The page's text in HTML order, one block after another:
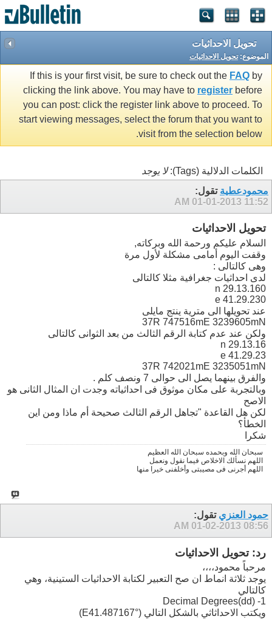
تحويل الاحداثيات
الموضوع:تحويل الاحداثيات
If this is your first visit, be sure to check out the FAQ by
clicking the link above. You may have to register before
you can post: click the register link above to proceed. To
start viewing messages, select the forum that you want to
visit from the selection below.
الكلمات الدلالية (Tags):
لا يوجد
محمودعطية تقول:
01-01-2013 11:52 AM
تحويل الاحداثيات
السلام عليكم ورحمة الله وبركاته,
وقفت اليوم أمامى مشكلة لأول مرة
وهى كالتالى :
لدى احداثيات جغرافية مثلا كالتالى
29.13.160 n
e 41.29.230
عند تحويلها الى مترية ينتج مايلى
37R 747516mE 3239605mN
ولكن عند عدم كتابة الرقم الثالث من بعد الثوانى كالتالى
29.13.16 n
e 41.29.23
37R 742021mE 3235051mN
والفرق بينهما يصل الى حوالى 7 ونصف كلم .
وبالتجربة على مكان موثوق فى احداثياته وجدت ان المثال الثانى هو
الاصح
لكن هل القاعدة "تجاهل الرقم الثالث صحيحة أم ماذا ومن اين
الخطأ؟
شكرا
سبحان الله وبحمده سبحان الله العظيم
اللهم نسألك الاخلاص فيما نقول ونعمل
اللهم أجرنى فى مصيبتى وأخلفنى خيرا منها
حمود العنزي تقول:
01-02-2013 08:56 AM
رد: تحويل الاحداثيات
مرحباً محمود،،،،
يوجد ثلاثة انماط ان صح التعبير لكتابة الاحداثيات الستينية، وهي
كالتالي
1- Decimal Degrees(dd)
ويكتب الاحداثاثي بالشكل التالي (E41.487167°)